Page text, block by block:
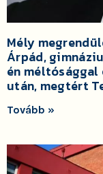
Mély
Árpád,
én
után, megtért
Tovább »